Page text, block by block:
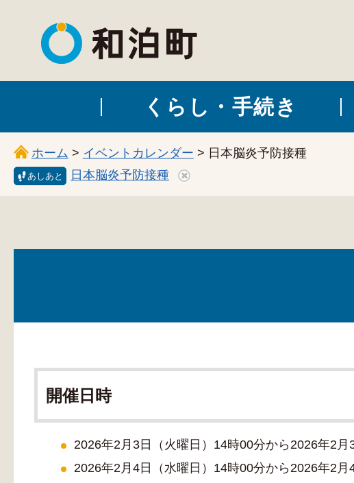
和泊町
くらし・手続き
ホーム > イベントカレンダー > 日本脳炎予防接種
あしあと 日本脳炎予防接種
開催日時
2026年2月3日（火曜日）14時00分から2026年2
2026年2月4日（水曜日）14時00分から2026年2